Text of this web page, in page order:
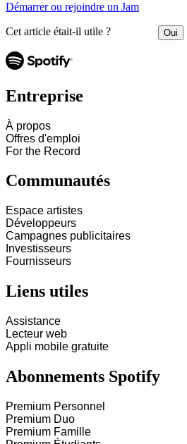
Démarrer ou rejoindre un Jam
Cet article était-il utile ? Oui
Entreprise
À propos
Offres d'emploi
For the Record
Communautés
Espace artistes
Développeurs
Campagnes publicitaires
Investisseurs
Fournisseurs
Liens utiles
Assistance
Lecteur web
Appli mobile gratuite
Abonnements Spotify
Premium Personnel
Premium Duo
Premium Famille